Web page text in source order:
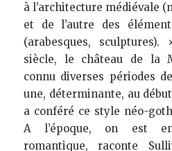
à l’architecture médiévale
et de l’autre des
(arabesques,
siècle, le château de la
connu diverses périodes
une, déterminante, au
a conféré ce style néo-
A l’époque, on est
romantique, raconte